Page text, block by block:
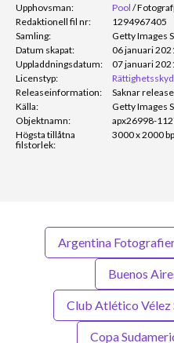
Upphovsman:
Pool /
Redaktionell fil nr:
1294967405
Samling:
Getty Images
Datum skapat:
06 januari
Uppladdningsdatum:
07 januari
Licenstyp:
Releaseinformation:
Saknar release.
Källa:
Getty Images
Objektnamn:
apx26998-
Högsta tillåtna
filstorlek:
3000 x 2000
Argentina
Buenos
Club Atlético
Copa